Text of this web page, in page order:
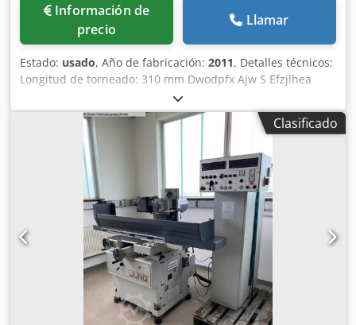
Información de
precio
Llamar
Estado: usado, Año de fabricación: 2011, Detalles técnicos:
Longitud de torneado: 310 mm Dwodpfx Ajw S Efzjlhea
Diámetro de giro sobre bancada: 500 mm Diámetro de giro
sobre carro transversal: 290 mm Distancia entre puntos:
500 mm Eje X: 190 mm Eje Z: z1: 335 / z3: 370 mm Eje Y: 80
mm Velocidad de giro: 6000 rpm Control: Heidenhain CNC
Pilot 4290 Diámetro del orificio del husillo: 73 mm
Diámetro de barra pasante: 50 mm Torreta
portaherramientas - número de estaciones: 12
Portaherramientas: VDI 30 mm Avance rápido ejes X + Z: 30
m/min Horas de funcionamiento totales: 36.443 h Horas de
funcionamiento del husillo: 8.545 h Interfaz: sí Potencia
total requerida: 20 kVA Dimensiones del evacuador de
virutas LxAnxAl: 3,2 x 0,45 x 1,5 m Torno CNC de bancada
inclinada Con plato de 3 garras Ø 160 mm y brida
correspondiente (máx. 4.500 rpm); incluye además 2
Clasificado